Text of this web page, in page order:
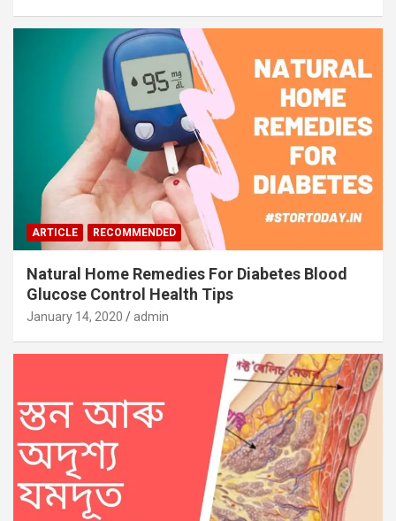
ARTICLE RECOMMENDED
Natural Home Remedies For Diabetes Blood
Glucose Control Health Tips
January 14, 2020 admin